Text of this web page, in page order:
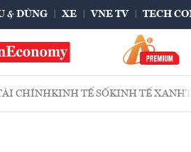
& DÙNG XE VNE TV TECH
CHÍNHKINH TẾ SỐKINH TẾ XANH